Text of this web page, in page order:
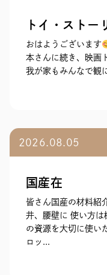
トイ・スト
おはようございます
本さんに続き、映画
我が家もみんなで観
2026.08.05
国産在
皆さん国産の材料紹
井、腰壁に 使い方は
の資源を大切に使い
ロッ...